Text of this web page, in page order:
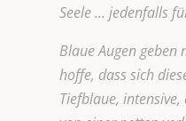
Seele … jedenfalls
Blaue Augen
hoffe, dass sich
Tiefblaue,